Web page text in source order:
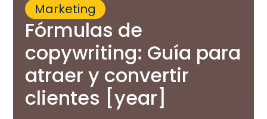
Marketing
Fórmulas de
copywriting: Guía para
atraer y convertir
clientes [year]